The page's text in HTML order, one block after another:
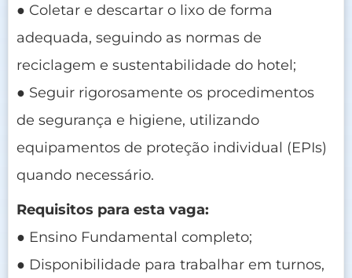
● Coletar e descartar o lixo de forma
adequada, seguindo as normas de
reciclagem e sustentabilidade do hotel;
● Seguir rigorosamente os procedimentos
de segurança e higiene, utilizando
equipamentos de proteção individual (EPIs)
quando necessário.
Requisitos para esta vaga:
● Ensino Fundamental completo;
● Disponibilidade para trabalhar em turnos,